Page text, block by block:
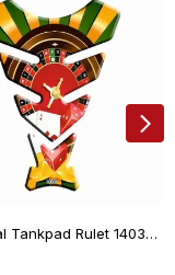
Universal Tankpad Rulet 1403TP343